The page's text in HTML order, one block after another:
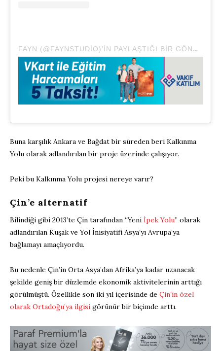
FAYN (@FAYNSTUDIO)’IN PAYLAŞTIĞI BIR GÖNDERI
Buna karşılık Ankara ve Bağdat bir süreden beri Kalkınma
Yolu olarak adlandırılan bir proje üzerinde çalışıyor.
Peki bu Kalkınma Yolu projesi nereye varır?
Çin’e alternatif
Bilindiği gibi 2013’te Çin tarafından “Yeni İpek Yolu” olarak
adlandırılan Kuşak ve Yol İnisiyatifi Asya’yı Avrupa’ya
bağlamayı amaçlıyordu.
Bu nedenle Çin’in Orta Asya’dan Afrika’ya kadar uzanacak
şekilde geniş bir düzlemde ekonomik aktivitelerinin arttığı
görülmüştü. Özellikle son iki yıl içerisinde de Çin’in özel
olarak Ortadoğu’ya ilgisi görünür bir biçimde arttı.